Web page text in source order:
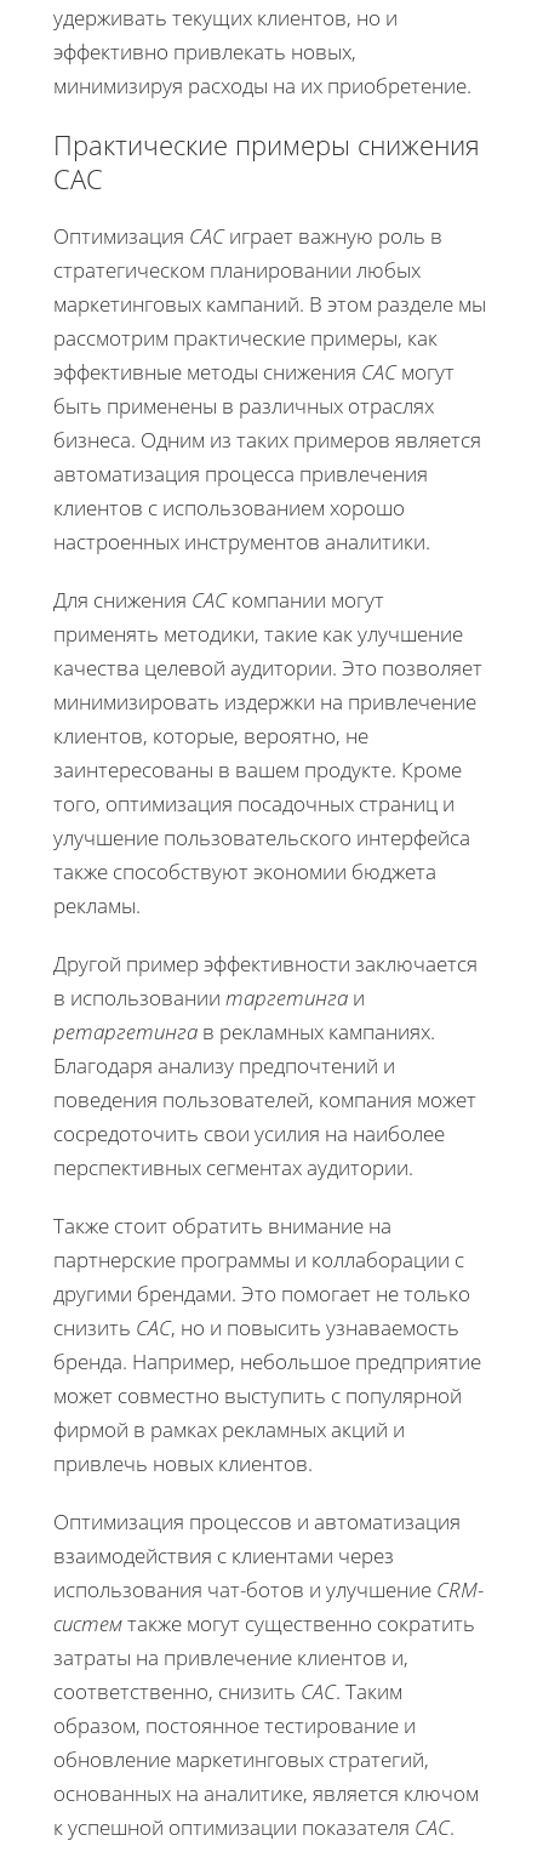
удерживать текущих клиентов, но и
эффективно привлекать новых,
минимизируя расходы на их приобретение.
Практические примеры снижения
CAC
Оптимизация CACиграет важную роль в
стратегическом планировании любых
маркетинговых кампаний. В этом разделе мы
рассмотрим практические примеры, как
эффективные методы снижения CACмогут
быть применены в различных отраслях
бизнеса. Одним из таких примеров является
автоматизация процесса привлечения
клиентов с использованием хорошо
настроенных инструментов аналитики.
Для снижения CACкомпании могут
применять методики, такие как улучшение
качества целевой аудитории. Это позволяет
минимизировать издержки на привлечение
клиентов, которые, вероятно, не
заинтересованы в вашем продукте. Кроме
того, оптимизация посадочных страниц и
улучшение пользовательского интерфейса
также способствуют экономии бюджета
рекламы.
Другой пример эффективности заключается
в использовании таргетинга и
ретаргетинга в рекламных кампаниях.
Благодаря анализу предпочтений и
поведения пользователей, компания может
сосредоточить свои усилия на наиболее
перспективных сегментах аудитории.
Также стоит обратить внимание на
партнерские программы и коллаборации с
другими брендами. Это помогает не только
снизить CAC, но и повысить узнаваемость
бренда. Например, небольшое предприятие
может совместно выступить с популярной
фирмой в рамках рекламных акций и
привлечь новых клиентов.
Оптимизация процессов и автоматизация
взаимодействия с клиентами через
использования чат-ботов и улучшение CRM-
системтакже могут существенно сократить
затраты на привлечение клиентов и,
соответственно, снизить CAC. Таким
образом, постоянное тестирование и
обновление маркетинговых стратегий,
основанных на аналитике, является ключом
к успешной оптимизации показателя CAC.